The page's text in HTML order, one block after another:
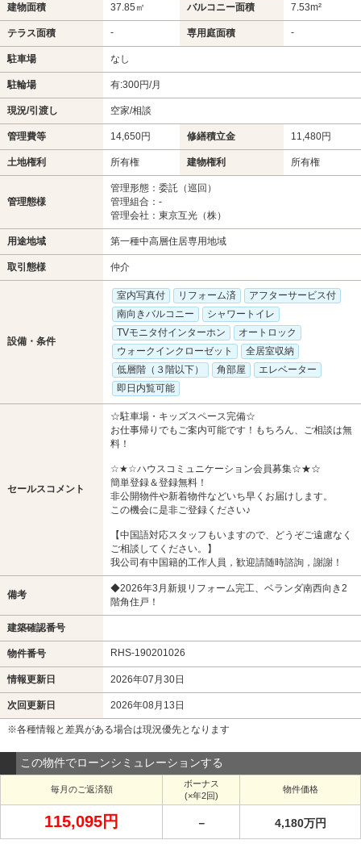
建物面積 37.85㎡ バルコニー面積 7.53m²
テラス面積 - 専用庭面積 -
駐車場 なし
駐輪場 有:300円/月
現況/引渡し 空家/相談
管理費等 14,650円 修繕積立金 11,480円
土地権利 所有権 建物権利 所有権
管理態様
管理形態：委託（巡回）
管理組合：-
管理会社：東京互光（株）
用途地域 第一種中高層住居専用地域
取引態様 仲介
設備・条件
室内写真付 リフォーム済
アフターサービス付
南向きバルコニー
シャワートイレ
TVモニタ付インターホン
オートロック
ウォークインクローゼット
全居室収納
低層階（３階以下）
角部屋
エレベーター
即日内覧可能
セールスコメント
☆駐車場・キッズスペース完備☆
お仕事帰りでもご案内可能です！もちろん、ご相談は無
料！
☆★☆ハウスコミュニケーション会員募集☆★☆
簡単登録＆登録無料！
非公開物件や新着物件などいち早くお届けします。
この機会に是非ご登録ください♪
【中国語対応スタッフもいますので、どうぞご遠慮なく
ご相談してください。】
我公司有中国籍的工作人員，歓迎請随時諮詢，謝謝！
備考
◆2026年3月新規リフォーム完工、ベランダ南西向き2
階角住戸！
建築確認番号
物件番号 RHS-190201026
情報更新日 2026年07月30日
次回更新日 2026年08月13日
※各種情報と差異がある場合は現況優先となります
この物件でローンシミュレーションする
毎月のご返済額
ボーナス
(×年2回)
物件価格
115,095円 － 4,180万円